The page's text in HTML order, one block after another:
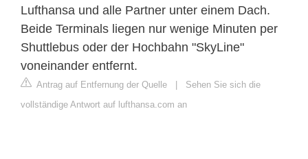
Lufthansa und alle Partner unter einem Dach.
Beide Terminals liegen nur wenige Minuten per
Shuttlebus oder der Hochbahn "SkyLine"
voneinander entfernt.
Antrag auf Entfernung der Quelle
Sehen Sie sich die
vollständige Antwort auf lufthansa.com an